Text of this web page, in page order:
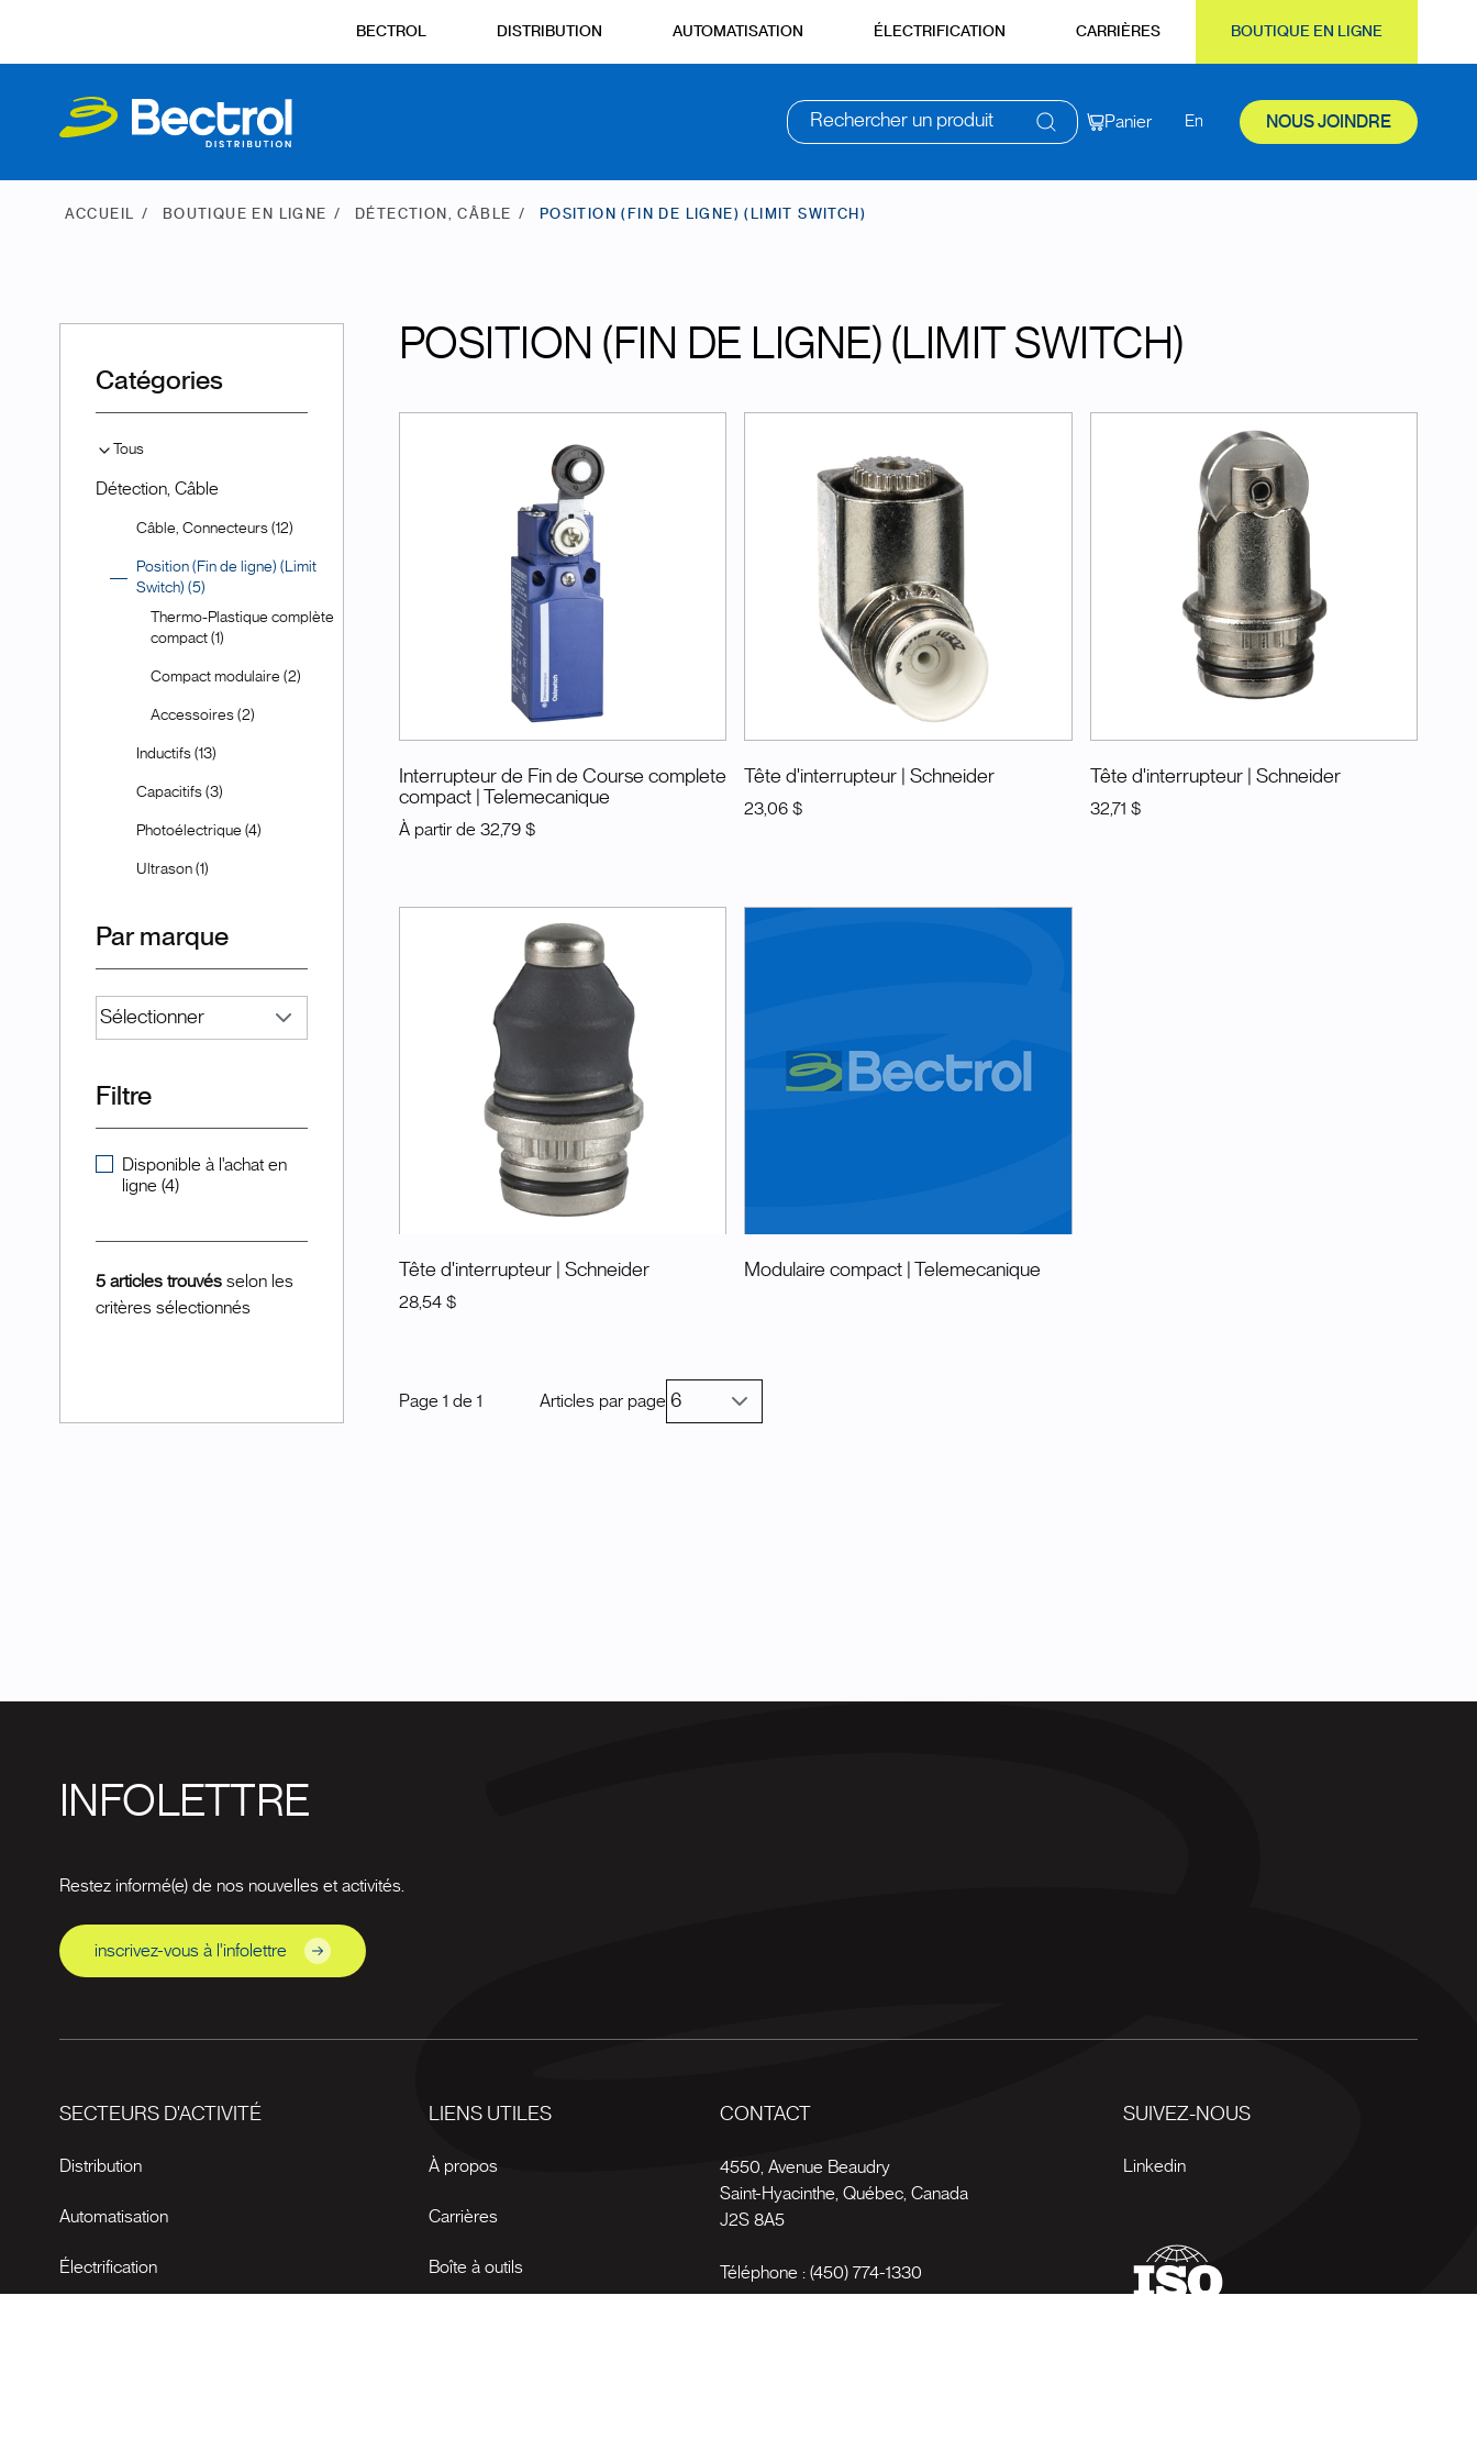
BECTROL DISTRIBUTION AUTOMATISATION ÉLECTRIFICATION CARRIÈRES BOUTIQUE EN LIGNE
Rechercher un produit Panier En NOUS JOINDRE
ACCUEIL BOUTIQUE EN LIGNE DÉTECTION, CÂBLE POSITION (FIN DE LIGNE) (LIMIT SWITCH)
Catégories
Tous
Détection, Câble
Câble, Connecteurs (12)
Position (Fin de ligne) (Limit
Switch) (5)
Thermo-Plastique complète
compact (1)
Compact modulaire (2)
Accessoires (2)
Inductifs (13)
Capacitifs (3)
Photoélectrique (4)
Ultrason (1)
Par marque
Filtre
Disponible à l'achat en
ligne (4)
5 articles trouvés selon les
critères sélectionnés
POSITION (FIN DE LIGNE) (LIMIT SWITCH)
Interrupteur de Fin de Course complete
compact
| Telemecanique
À partir de 32,79 $
Tête d'interrupteur | Schneider
23,06 $
Tête d'interrupteur | Schneider
32,71 $
Tête d'interrupteur | Schneider
28,54 $
Modulaire compact | Telemecanique
Page 1 de 1 Articles par page
INFOLETTRE
Restez informé(e) de nos nouvelles et activités.
inscrivez-vous à l'infolettre
SECTEURS D'ACTIVITÉ
Distribution
Automatisation
Électrification
LIENS UTILES
À propos
Carrières
Boîte à outils
CONTACT
4550, Avenue Beaudry
Saint-Hyacinthe Québec Canada
J2S 8A5
Téléphone : (450) 774-1330
SUIVEZ-NOUS
Linkedin